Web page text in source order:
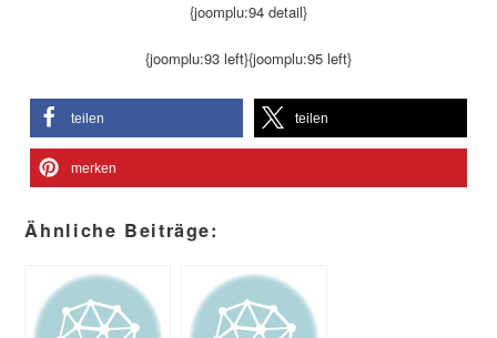
{joomplu:94 detail}
{joomplu:93 left}{joomplu:95 left}
teilen teilen
merken
Ähnliche Beiträge: